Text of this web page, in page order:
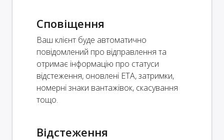
Сповіщення
Ваш клієнт буде автоматично
повідомлений про відправлення та
отримає інформацію про статуси
відстеження, оновлені ETA, затримки,
номерні знаки вантажівок, скасування
тощо.
Відстеження